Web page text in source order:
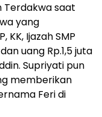
Terdakwa saat
yang
Ijazah SMP
uang Rp.1,5 juta
Supriyati pun
memberikan
Feri di